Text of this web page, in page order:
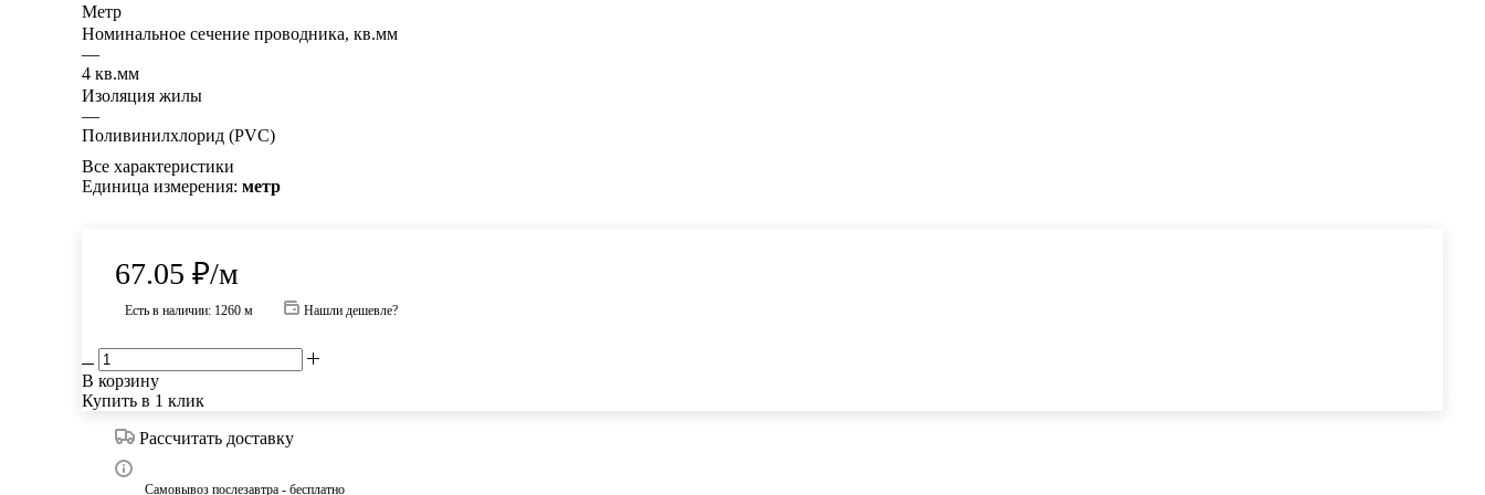
Метр
Номинальное сечение проводника, кв.мм
—
4 кв.мм
Изоляция жилы
—
Поливинилхлорид (PVC)
Все характеристики
Единица измерения: метр
67.05 ₽/м
Есть в наличии: 1260 м Нашли дешевле?
В корзину
Купить в 1 клик
Рассчитать доставку
Самовывоз послезавтра - бесплатно